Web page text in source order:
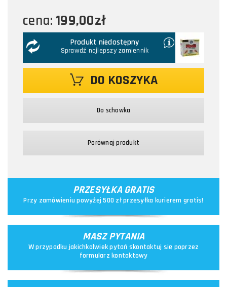
cena: 199,00zł
Produkt niedostępny
Sprawdź najlepszy zamiennik
DO KOSZYKA
Do schowka
Porównaj produkt
PRZESYŁKA GRATIS
Przy zamówieniu powyżej 500 zł przesyłka kurierem gratis!
MASZ PYTANIA
W przypadku jakichkolwiek pytań skontaktuj się poprzez
formularz kontaktowy